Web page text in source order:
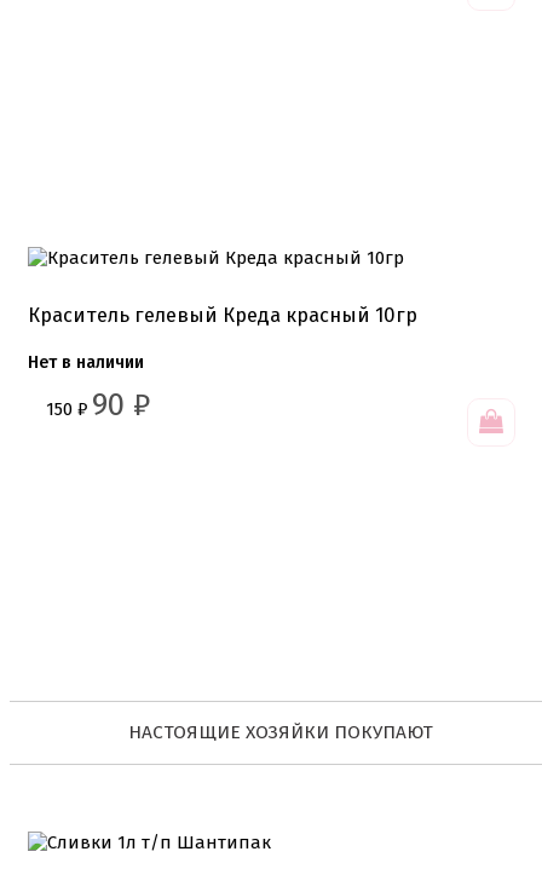
Краситель гелевый Креда красный 10гр
Нет в наличии
150 ₽ 90 ₽
НАСТОЯЩИЕ ХОЗЯЙКИ ПОКУПАЮТ